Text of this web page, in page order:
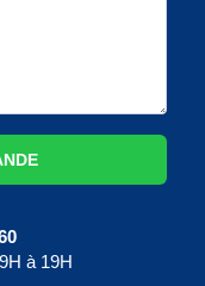
à 19H